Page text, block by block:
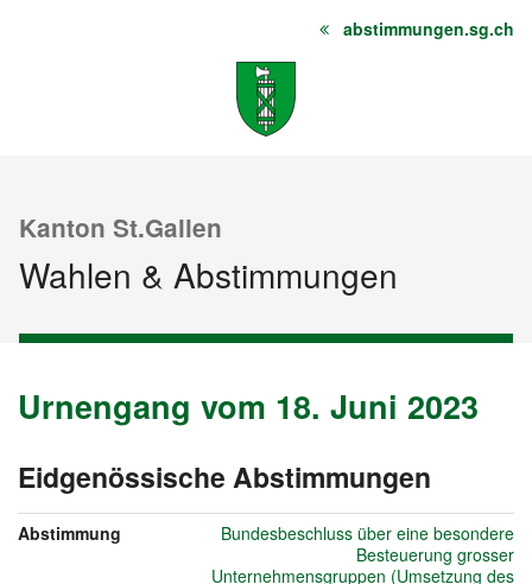
Startseite
Sitemap abstimmungen.sg.ch
Kanton St.Gallen
Wahlen & Abstimmungen
Urnengang
vom
Juni
2023
Archiv
Urnengang vom 18. Juni 2023
Eidgenössische Abstimmungen
18.
Juni
Abstimmung
Bundesbeschluss über eine besondere
Besteuerung grosser
Unternehmensgruppen (Umsetzung des